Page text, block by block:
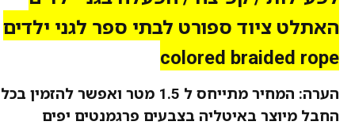
האתלט ציוד ספורט לבתי ספר לגני ילדים
colored braided rope
הערה: המחיר מתייחס ל 1.5 מטר ואפשר להזמין
החבל מיוצר באיטליה בצבעים פרגמנטים יפים